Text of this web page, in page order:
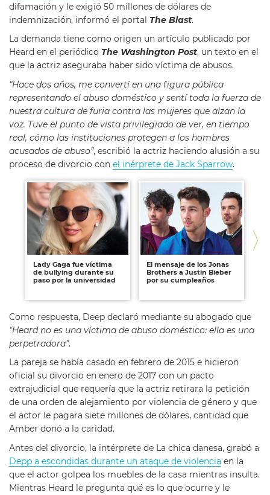
difamación y le exigió 50 millones de dólares de
indemnización, informó el portal The Blast.
La demanda tiene como origen un artículo publicado por
Heard en el periódico The Washington Post, un texto en el
que la actriz aseguraba haber sido víctima de abusos.
“Hace dos años, me convertí en una figura pública
representando el abuso doméstico y sentí toda la fuerza de
nuestra cultura de furia contra las mujeres que alzan la
voz. Tuve el punto de vista privilegiado de ver, en tiempo
real, cómo las instituciones protegen a los hombres
acusados de abuso”, escribió la actriz haciendo alusión a su
proceso de divorcio con el inérprete de Jack Sparrow.
Lady Gaga fue víctima
de bullying durante su
paso por la universidad
El mensaje de los Jonas
Brothers a Justin Bieber
por su cumpleaños
Como respuesta, Deep declaró mediante su abogado que
“Heard no es una víctima de abuso doméstico: ella es una
perpetradora”.
La pareja se había casado en febrero de 2015 e hicieron
oficial su divorcio en enero de 2017 con un pacto
extrajudicial que requería que la actriz retirara la petición
de una orden de alejamiento por violencia de género y que
el actor le pagara siete millones de dólares, cantidad que
Amber donó a la caridad.
Antes del divorcio, la intérprete de La chica danesa, grabó a
Depp a escondidas durante un ataque de violencia en la
que el actor golpea los muebles de la casa mientras insulta.
Mientras Heard le pregunta qué es lo que ocurre y le